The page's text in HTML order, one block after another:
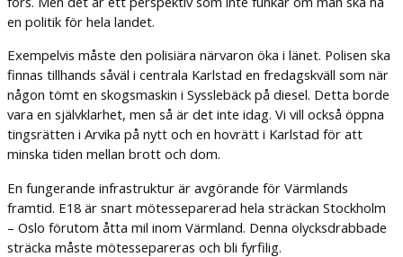
en politik för hela landet.
Exempelvis måste den polisiära närvaron öka i länet. Polisen ska
finnas tillhands såväl i centrala Karlstad en fredagskväll som när
någon tömt en skogsmaskin i Sysslebäck på diesel. Detta borde
vara en självklarhet, men så är det inte idag. Vi vill också öppna
tingsrätten i Arvika på nytt och en hovrätt i Karlstad för att
minska tiden mellan brott och dom.
En fungerande infrastruktur är avgörande för Värmlands
framtid. E18 är snart mötesseparerad hela sträckan Stockholm
– Oslo förutom åtta mil inom Värmland. Denna olycksdrabbade
sträcka måste mötessepareras och bli fyrfilig.